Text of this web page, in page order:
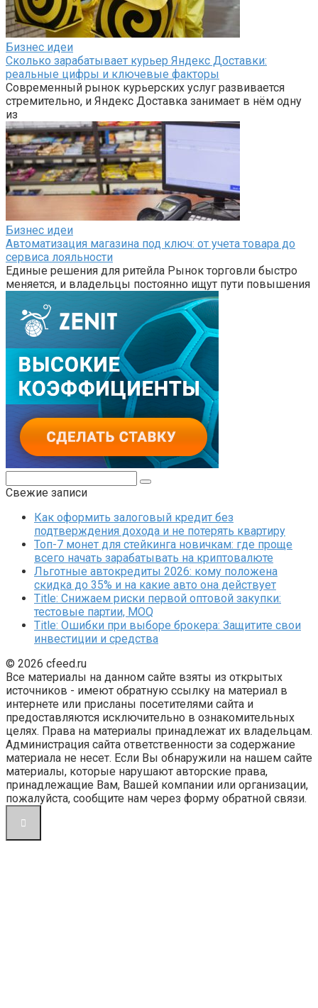
Бизнес идеи
Сколько зарабатывает курьер Яндекс Доставки:
реальные цифры и ключевые факторы
Современный рынок курьерских услуг развивается
стремительно, и Яндекс Доставка занимает в нём одну
из
Бизнес идеи
Автоматизация магазина под ключ: от учета товара до
сервиса лояльности
Единые решения для ритейла Рынок торговли быстро
меняется, и владельцы постоянно ищут пути повышения
Свежие записи
Как оформить залоговый кредит без
подтверждения дохода и не потерять квартиру
Топ-7 монет для стейкинга новичкам: где проще
всего начать зарабатывать на криптовалюте
Льготные автокредиты 2026: кому положена
скидка до 35% и на какие авто она действует
Title: Снижаем риски первой оптовой закупки:
тестовые партии, MOQ
Title: Ошибки при выборе брокера: Защитите свои
инвестиции и средства
© 2026 cfeed.ru
Все материалы на данном сайте взяты из открытых
источников - имеют обратную ссылку на материал в
интернете или присланы посетителями сайта и
предоставляются исключительно в ознакомительных
целях. Права на материалы принадлежат их владельцам.
Администрация сайта ответственности за содержание
материала не несет. Если Вы обнаружили на нашем сайте
материалы, которые нарушают авторские права,
принадлежащие Вам, Вашей компании или организации,
пожалуйста, сообщите нам через форму обратной связи.